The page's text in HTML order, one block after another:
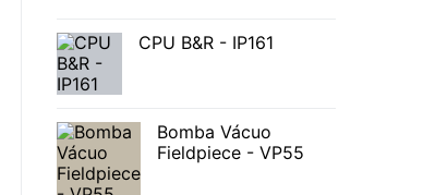
CPU B&R - IP161
Bomba Vácuo
Fieldpiece - VP55